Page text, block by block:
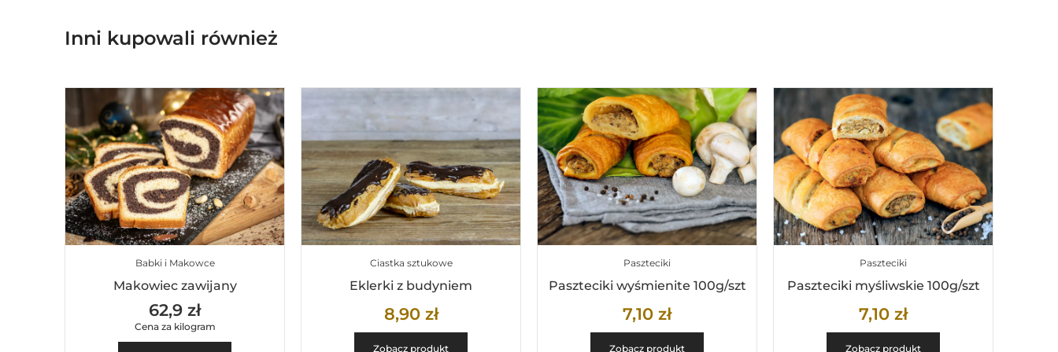
Inni kupowali również
Babki i Makowce
Makowiec zawijany
62,9 zł
Cena za kilogram
Ciastka sztukowe
Eklerki z budyniem
8,90 zł
Zobacz produkt
Paszteciki
Paszteciki wyśmienite 100g/szt
7,10 zł
Zobacz produkt
Paszteciki
Paszteciki myśliwskie 100g/szt
7,10 zł
Zobacz produkt